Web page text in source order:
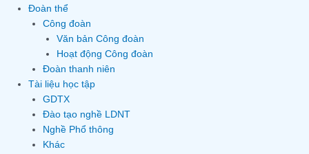
Đoàn thể
Công đoàn
Văn bản Công đoàn
Hoạt động Công đoàn
Đoàn thanh niên
Tài liệu học tập
GDTX
Đào tạo nghề LDNT
Nghề Phổ thông
Khác